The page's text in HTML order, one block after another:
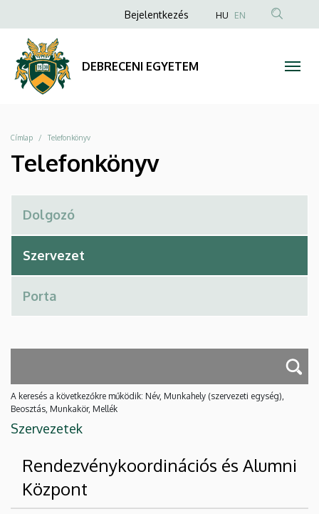
Telefonkönyv
DEBRECENI
EGYETEM
a
tartalomra
Anonim
menüje
Bejelentkezés HU EN
DEBRECENI EGYETEM
Morzsa
Címlap Telefonkönyv
Telefonkönyv
A keresés a következőkre működik: Név, Munkahely (szervezeti egység),
Beosztás, Munkakör, Mellék
Szervezetek
Rendezvénykoordinációs és Alumni
Központ